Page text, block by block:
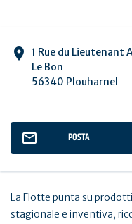
1 Rue du Lieutenant
Le Bon
56340 Plouharnel
POSTA
La Flotte punta su
stagionale e inventiva,